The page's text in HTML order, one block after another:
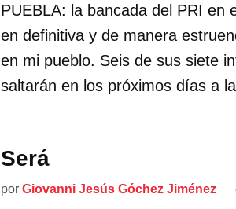
PUEBLA: la bancada del PRI en
en definitiva y de manera
en mi pueblo. Seis de sus siete
saltarán en los próximos días a
Será
por Giovanni Jesús Góchez Jiménez